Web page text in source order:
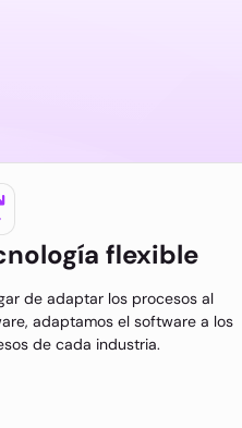
flexible
de adaptar los procesos al
adaptamos el software a los
de cada industria.